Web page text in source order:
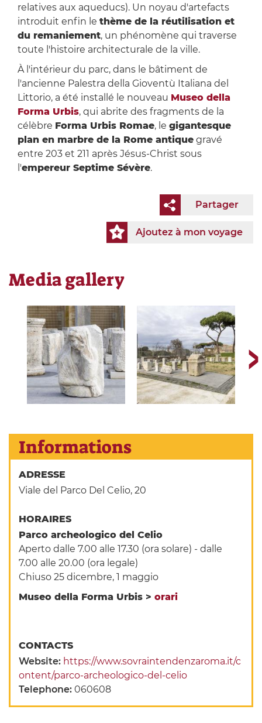
relatives aux aqueducs). Un noyau d'artefacts
introduit enfin le thème de la réutilisation et
du remaniement, un phénomène qui traverse
toute l'histoire architecturale de la ville.
À l'intérieur du parc, dans le bâtiment de
l'ancienne Palestra della Gioventù Italiana del
Littorio, a été installé le nouveau Museo della
Forma Urbis, qui abrite des fragments de la
célèbre Forma Urbis Romae, le gigantesque
plan en marbre de la Rome antiquegravé
entre 203 et 211 après Jésus-Christ sous
l'empereur Septime Sévère.
Partager
Ajoutez à mon voyage
Media gallery
Informations
ADRESSE
Viale del Parco Del Celio, 20
HORAIRES
Parco archeologico del Celio
Aperto dalle 7.00 alle 17.30 (ora solare) - dalle
7.00 alle 20.00 (ora legale)
Chiuso 25 dicembre, 1 maggio
Museo della Forma Urbis >orari
CONTACTS
Website: https://www.sovraintendenzaroma.it/c
ontent/parco-archeologico-del-celio
Telephone:060608